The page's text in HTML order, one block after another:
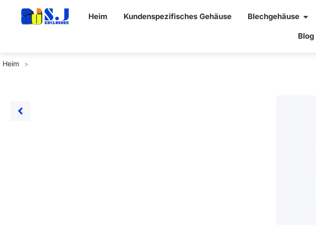
Heim Kundenspezifisches Gehäuse Blechgehäuse
Blog
Heim >